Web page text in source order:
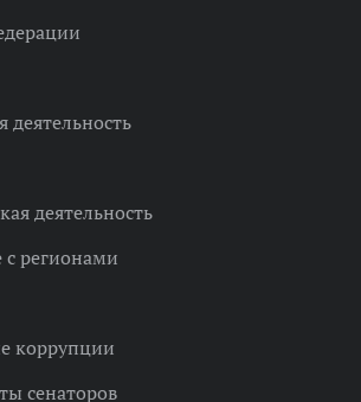
деятельность
деятельность
с регионами
коррупции
сенаторов